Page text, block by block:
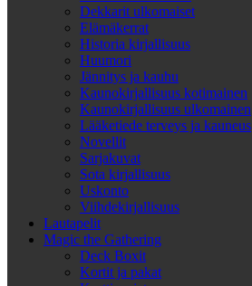
Dekkarit ulkomaiset
Elämäkerrat
Historia kirjallisuus
Huumori
Jännitys ja kauhu
Kaunokirjallisuus kotimainen
Kaunokirjallisuus ulkomainen
Lääketiede terveys ja kauneus
Novellit
Sarjakuvat
Sota kirjallisuus
Uskonto
Viihdekirjallisuus
Lautapelit
Magic the Gathering
Deck Boxit
Kortit ja pakat